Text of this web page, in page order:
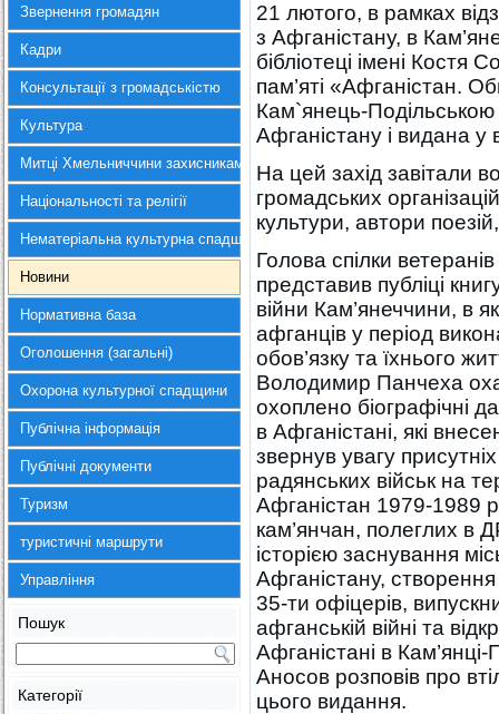
Звернення громадян
Кадри
Консультації з громадськістю
Культура
Митці Хмельниччини захисникам України
Національності та релігії
Нематеріальна культурна спадщина
Новини
Нормативна база
Оголошення (загальні)
Охорона культурної спадщини
Публічна інформація
Публічні документи
Туризм
туристичні маршрути
Управління
Пошук
Категорії
21 лютого, в рамках
з Афганістану, в
бібліотеці імені Костя
пам’яті «Афганістан.
Кам`янець-Подільською
Афганістану і видана
На цей захід завітали
громадських
культури, автори
Голова спілки
представив публіці
війни Кам’янеччини, в
афганців у період
обов’язку та їхнього
Володимир Панчеха
охоплено біографічні
в Афганістані, які
звернув увагу
радянських військ на
Афганістан 1979-1989
кам’янчан, полеглих в
історією заснування
Афганістану,
35-ти офіцерів,
афганській війні та
Афганістані в
Аносов розповів про
цього видання.